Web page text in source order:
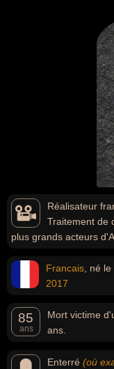
Réalisateur
Traitement de
plus grands acteurs
Francais , né le
2017
85
ans
Mort victime
ans.
Enterré (où